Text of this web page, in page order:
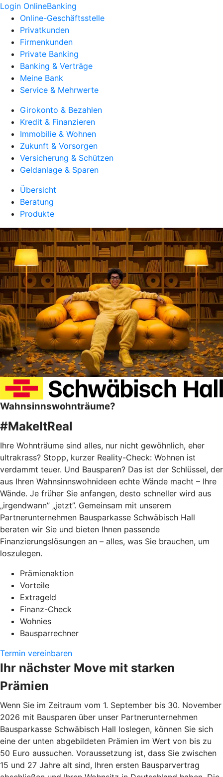
Login OnlineBanking
Online-Geschäftsstelle
Privatkunden
Firmenkunden
Private Banking
Banking & Verträge
Meine Bank
Service & Mehrwerte
Girokonto & Bezahlen
Kredit & Finanzieren
Immobilie & Wohnen
Zukunft & Vorsorgen
Versicherung & Schützen
Geldanlage & Sparen
Übersicht
Beratung
Produkte
Wahnsinnswohnträume?
#MakeItReal
Ihre Wohnträume sind alles, nur nicht gewöhnlich, eher
ultrakrass? Stopp, kurzer Reality-Check: Wohnen ist
verdammt teuer. Und Bausparen? Das ist der Schlüssel, der
aus Ihren Wahnsinnswohnideen echte Wände macht – Ihre
Wände. Je früher Sie anfangen, desto schneller wird aus
„irgendwann” „jetzt”. Gemeinsam mit unserem
Partnerunternehmen Bausparkasse Schwäbisch Hall
beraten wir Sie und bieten Ihnen passende
Finanzierungslösungen an – alles, was Sie brauchen, um
loszulegen.
Prämienaktion
Vorteile
Extrageld
Finanz-Check
Wohnies
Bausparrechner
Termin vereinbaren
Ihr nächster Move mit starken
Prämien
Wenn Sie im Zeitraum vom 1. September bis 30. November
2026 mit Bausparen über unser Partnerunternehmen
Bausparkasse Schwäbisch Hall loslegen, können Sie sich
eine der unten abgebildeten Prämien im Wert von bis zu
50 Euro aussuchen. Voraussetzung ist, dass Sie zwischen
15 und 27 Jahre alt sind, Ihren ersten Bausparvertrag